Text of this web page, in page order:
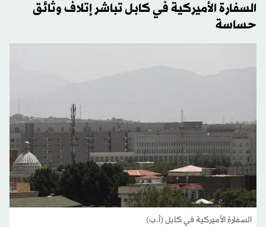
السفارة الأميركية في كابل تباشر إتلاف وثائق
حساسة
السفارة الأميركية في كابل (أ.ب)